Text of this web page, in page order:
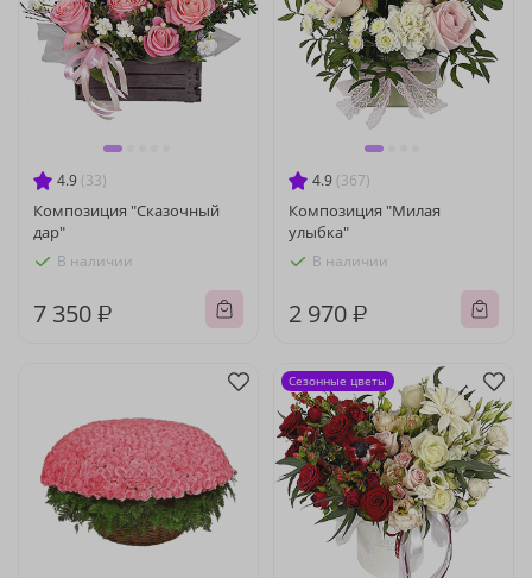
4.9 (33)
Композиция "Сказочный
дар"
В наличии
7 350 ₽
4.9 (367)
Композиция "Милая
улыбка"
В наличии
2 970 ₽
Сезонные цветы